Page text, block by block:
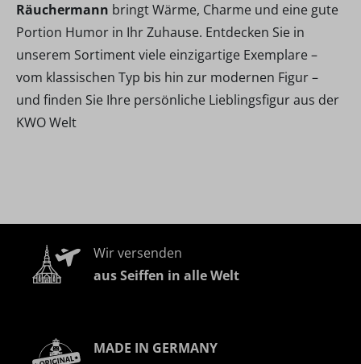
Räuchermann bringt Wärme, Charme und eine gute
Portion Humor in Ihr Zuhause. Entdecken Sie in
unserem Sortiment viele einzigartige Exemplare –
vom klassischen Typ bis hin zur modernen Figur –
und finden Sie Ihre persönliche Lieblingsfigur aus der
KWO Welt
Wir versenden
aus Seiffen in alle Welt
MADE IN GERMANY